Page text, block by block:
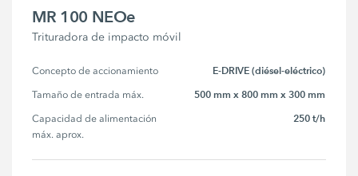
MR 100 NEOe
Trituradora de impacto móvil
Concepto de accionamiento E-DRIVE (diésel-eléctrico)
Tamaño de entrada máx. 500 mm x 800 mm x 300 mm
Capacidad de alimentación
máx. aprox.
250 t/h